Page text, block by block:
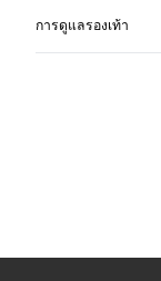
หนังกลับ (หนังลูก
การดูแลรองเท้า